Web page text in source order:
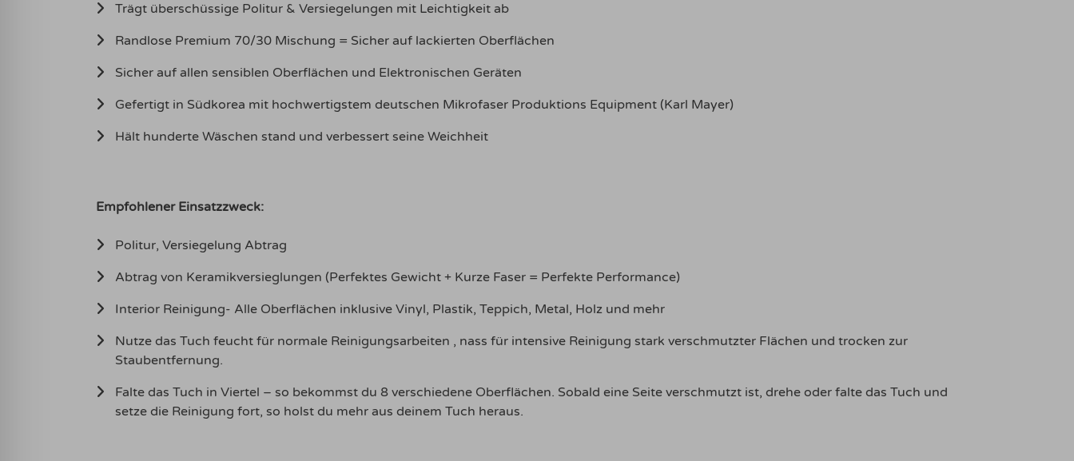
Trägt überschüssige Politur & Versiegelungen mit Leichtigkeit ab
Randlose Premium 70/30 Mischung = Sicher auf lackierten Oberflächen
Sicher auf allen sensiblen Oberflächen und Elektronischen Geräten
Gefertigt in Südkorea mit hochwertigstem deutschen Mikrofaser Produktions Equipment (Karl Mayer)
Hält hunderte Wäschen stand und verbessert seine Weichheit
Empfohlener Einsatzzweck:
Politur, Versiegelung Abtrag
Abtrag von Keramikversieglungen (Perfektes Gewicht + Kurze Faser = Perfekte Performance)
Interior Reinigung- Alle Oberflächen inklusive Vinyl, Plastik, Teppich, Metal, Holz und mehr
Nutze das Tuch feucht für normale Reinigungsarbeiten , nass für intensive Reinigung stark verschmutzter Flächen und trocken zur
Staubentfernung.
Falte das Tuch in Viertel – so bekommst du 8 verschiedene Oberflächen. Sobald eine Seite verschmutzt ist, drehe oder falte das Tuch und
setze die Reinigung fort, so holst du mehr aus deinem Tuch heraus.